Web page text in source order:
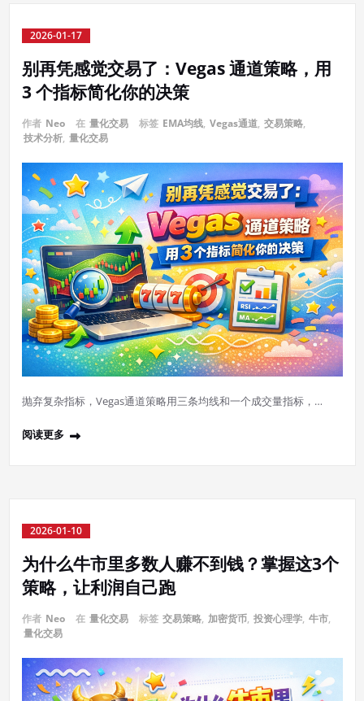
2026-01-17
别再凭感觉交易了：Vegas 通道策略，用
3 个指标简化你的决策
作者 Neo 在 量化交易 标签 EMA均线, Vegas通道, 交易策略,
技术分析, 量化交易
抛弃复杂指标，Vegas通道策略用三条均线和一个成交量指标，…
阅读更多
2026-01-10
为什么牛市里多数人赚不到钱？掌握这3个
策略，让利润自己跑
作者 Neo 在 量化交易 标签 交易策略, 加密货币, 投资心理学, 牛市,
量化交易